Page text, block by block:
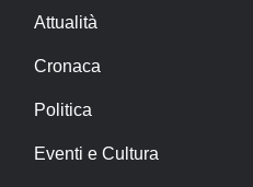
Attualità
Cronaca
Politica
Eventi e Cultura